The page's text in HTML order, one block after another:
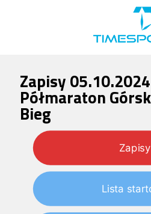
Zapisy
Półmaraton
Bieg
Zapisy
Lista